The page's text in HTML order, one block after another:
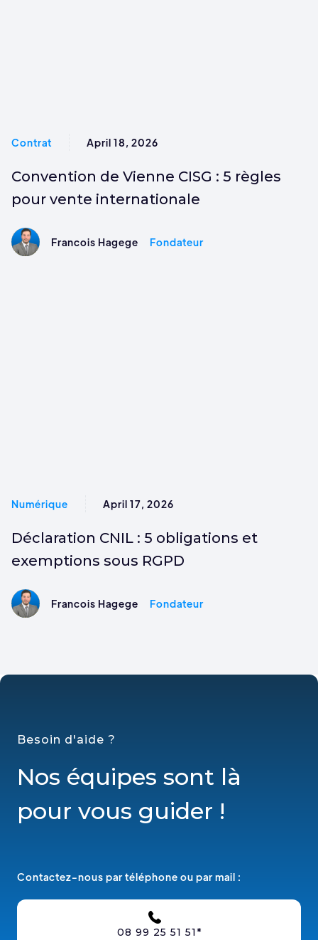
Contrat April 18, 2026
Convention de Vienne CISG : 5 règles
pour vente internationale
Francois Hagege Fondateur
Numérique April 17, 2026
Déclaration CNIL : 5 obligations et
exemptions sous RGPD
Francois Hagege Fondateur
Besoin d'aide ?
Nos équipes sont là
pour vous guider !
Contactez-nous par téléphone ou par mail :
08 99 25 51 51*